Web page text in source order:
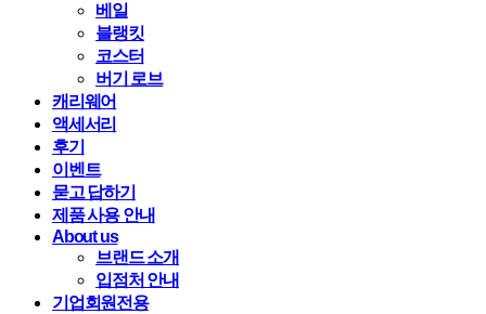
베일
블랭킷
코스터
버기 로브
캐리웨어
액세서리
후기
이벤트
묻고 답하기
제품 사용 안내
About us
브랜드 소개
입점처 안내
기업회원전용